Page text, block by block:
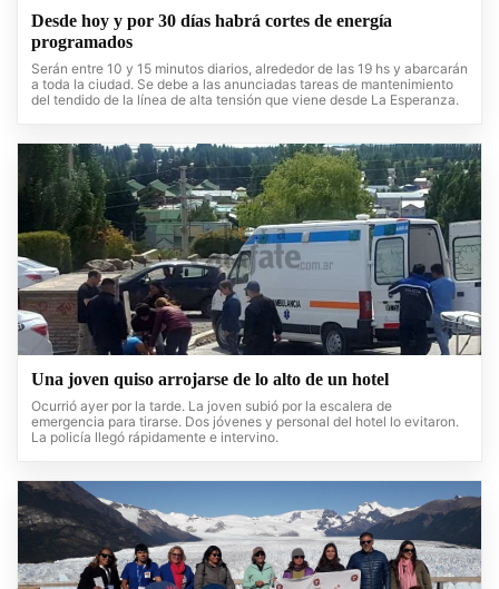
Desde hoy y por 30 días habrá cortes de energía
programados
Serán entre 10 y 15 minutos diarios, alrededor de las 19 hs y abarcarán
a toda la ciudad. Se debe a las anunciadas tareas de mantenimiento
del tendido de la línea de alta tensión que viene desde La Esperanza.
Una joven quiso arrojarse de lo alto de un hotel
Ocurrió ayer por la tarde. La joven subió por la escalera de
emergencia para tirarse. Dos jóvenes y personal del hotel lo evitaron.
La policía llegó rápidamente e intervino.